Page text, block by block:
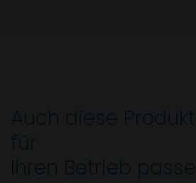
Auch diese
für
Ihren Betrieb